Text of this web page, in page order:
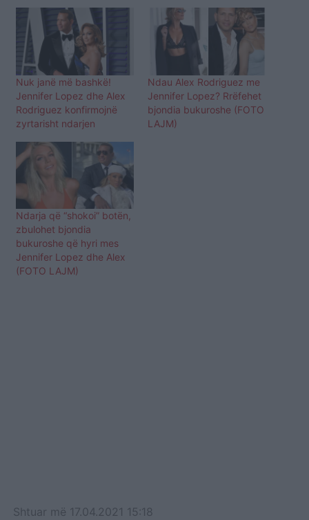
Nuk janë më bashkë!
Jennifer Lopez dhe Alex
Rodriguez konfirmojnë
zyrtarisht ndarjen
Ndau Alex Rodriguez me
Jennifer Lopez? Rrëfehet
bjondia bukuroshe (FOTO
LAJM)
Ndarja që “shokoi” botën,
zbulohet bjondia
bukuroshe që hyri mes
Jennifer Lopez dhe Alex
(FOTO LAJM)
Shtuar më 17.04.2021 15:18